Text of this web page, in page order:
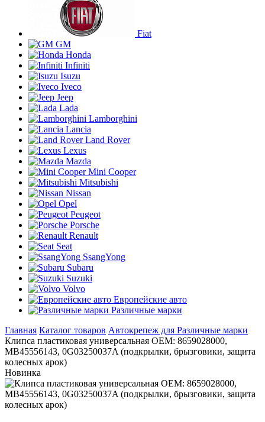
Fiat
GM
Honda
Infiniti
Isuzu
Iveco
Jeep
Lada
Lamborghini
Lancia
Land Rover
Lexus
Mazda
Mini Cooper
Mitsubishi
Nissan
Opel
Peugeot
Porsche
Renault
Seat
SsangYong
Subaru
Suzuki
Volvo
Европейские авто
Различные марки
Главная Каталог товаров Автокрепеж для Различные марки
Клипса пластиковая универсальная ОЕМ: 8659028000,
MB45556143, 0G03250037A (подкрылки, брызговики, защита
колесных арок)
Новинка